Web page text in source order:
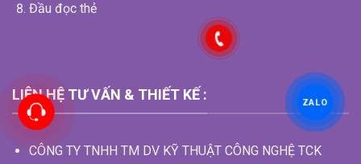
Đầu đọc thẻ
LIÊN HỆ TƯ VẤN & THIẾT KẾ :
CÔNG TY TNHH TM DV KỸ THUẬT CÔNG NGHỆ TCK
ZALO